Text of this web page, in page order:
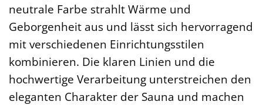
neutrale Farbe strahlt Wärme und
Geborgenheit aus und lässt sich hervorragend
mit verschiedenen Einrichtungsstilen
kombinieren. Die klaren Linien und die
hochwertige Verarbeitung unterstreichen den
eleganten Charakter der Sauna und machen